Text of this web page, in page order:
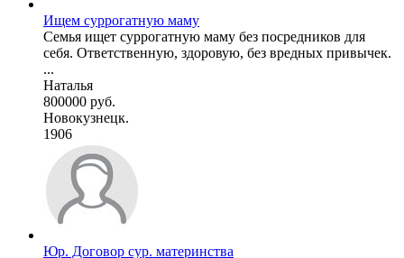
Ищем суррогатную маму
Семья ищет суррогатную маму без посредников для
себя. Ответственную, здоровую, без вредных привычек.
...
Наталья
800000 руб.
Новокузнецк.
1906
Юр. Договор сур. материнства